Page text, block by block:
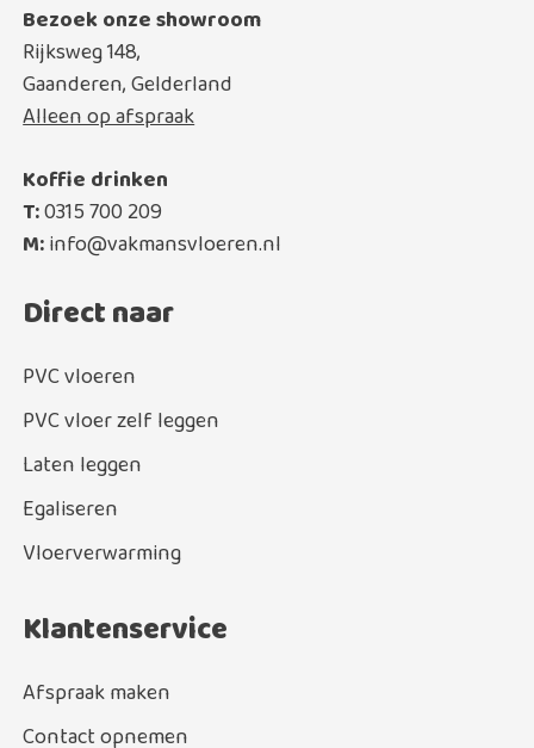
Bezoek onze showroom
Rijksweg 148,
Gaanderen, Gelderland
Alleen op afspraak
Koffie drinken
T:0315 700 209
M:info@vakmansvloeren.nl
Direct naar
PVC vloeren
PVC vloer zelf leggen
Laten leggen
Egaliseren
Vloerverwarming
Klantenservice
Afspraak maken
Contact opnemen